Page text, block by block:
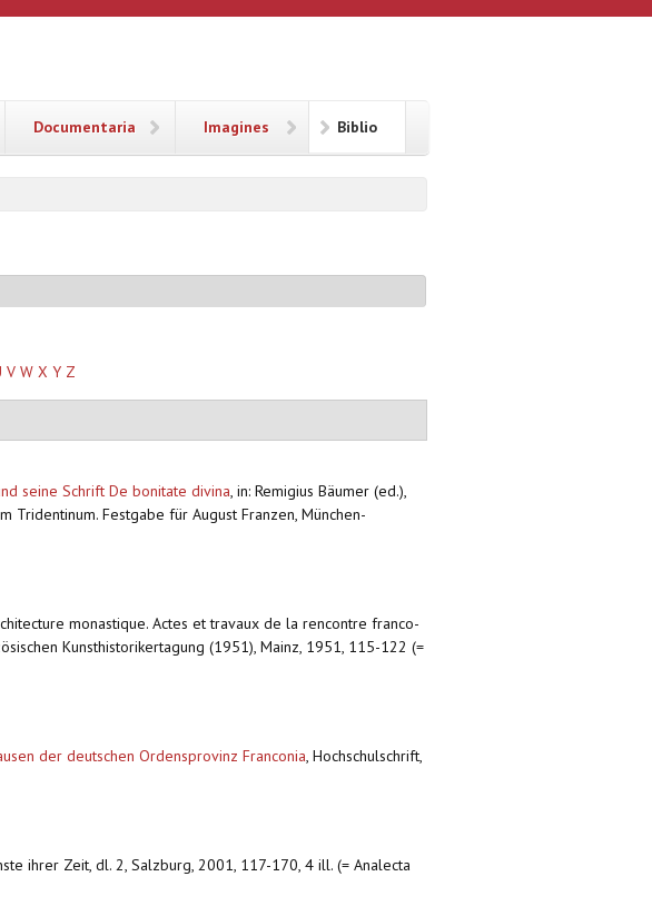
Documentaria Imagines Biblio
V W X Y Z
seine Schrift De bonitate divina, in: Remigius Bäumer (ed.),
Tridentinum. Festgabe für August Franzen, München-
monastique. Actes et travaux de la rencontre franco-
Kunsthistorikertagung (1951), Mainz, 1951, 115-122 (=
der deutschen Ordensprovinz Franconia, Hochschulschrift,
ihrer Zeit, dl. 2, Salzburg, 2001, 117-170, 4 ill. (= Analecta